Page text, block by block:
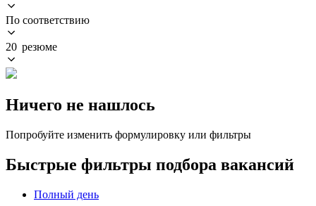
По соответствию
20 резюме
Ничего не нашлось
Попробуйте изменить формулировку или фильтры
Быстрые фильтры подбора вакансий
Полный день